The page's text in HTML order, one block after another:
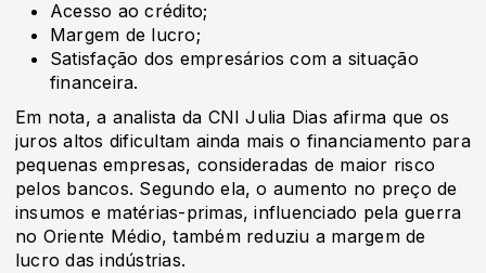
Acesso ao crédito;
Margem de lucro;
Satisfação dos empresários com a situação
financeira.
Em nota, a analista da CNI Julia Dias afirma que os
juros altos dificultam ainda mais o financiamento para
pequenas empresas, consideradas de maior risco
pelos bancos. Segundo ela, o aumento no preço de
insumos e matérias-primas, influenciado pela guerra
no Oriente Médio, também reduziu a margem de
lucro das indústrias.